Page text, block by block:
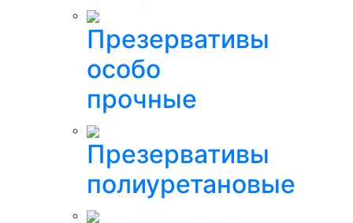
Презервативы
особо
прочные
Презервативы
полиуретановые